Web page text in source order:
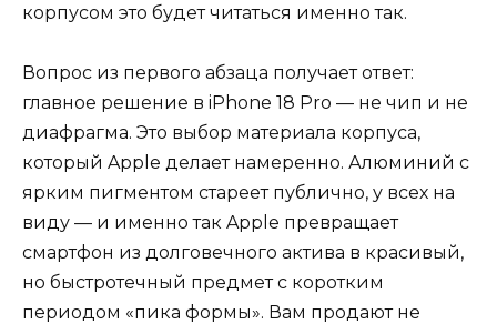
корпусом это будет читаться именно так.
Вопрос из первого абзаца получает ответ:
главное решение в iPhone 18 Pro — не чип и не
диафрагма. Это выбор материала корпуса,
который Apple делает намеренно. Алюминий с
ярким пигментом стареет публично, у всех на
виду — и именно так Apple превращает
смартфон из долговечного актива в красивый,
но быстротечный предмет с коротким
периодом «пика формы». Вам продают не